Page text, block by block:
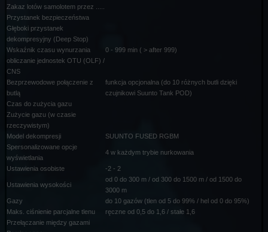
Zakaz lotów samolotem przez .....
Przystanek bezpieczeństwa
Głęboki przystanek
dekompresyjny (Deep Stop)
Wskaźnik czasu wynurzania
0 - 999 min ( > after 999)
obliczanie jednostek OTU (OLF) /
CNS
Bezprzewodowe połączenie z
butlą
funkcja opcjonalna (do 10 różnych butli dzięki
czujnikowi Suunto Tank POD)
Czas do zużycia gazu
Zużycie gazu (w czasie
rzeczywistym)
Model dekompresji
SUUNTO FUSED RGBM
Spersonalizowane opcje
wyświetlania
4 w każdym trybie nurkowania
Ustawienia osobiste -2 - 2
Ustawienia wysokości
od 0 do 300 m / od 300 do 1500 m / od 1500 do
3000 m
Gazy
do 10 gazów (tlen od 5 do 99% / hel od 0 do 95%)
Maks. ciśnienie parcjalne tlenu
ręczne od 0,5 do 1,6 / stałe 1,6
Przełączanie między gazami